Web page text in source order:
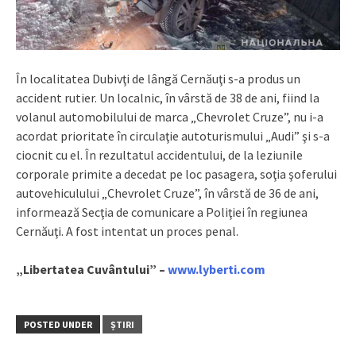
În localitatea Dubivţi de lângă Cernăuţi s-a produs un
accident rutier. Un localnic, în vârstă de 38 de ani, fiind la
volanul automobilului de marca „Chevrolet Cruze”, nu i-a
acordat prioritate în circulaţie autoturismului „Audi” şi s-a
ciocnit cu el. În rezultatul accidentului, de la leziunile
corporale primite a decedat pe loc pasagera, soţia şoferului
autovehiculului „Chevrolet Cruze”, în vârstă de 36 de ani,
informează Secţia de comunicare a Poliţiei în regiunea
Cernăuţi. A fost intentat un proces penal.
„Libertatea Cuvântului” – www.lyberti.com
POSTED UNDER ȘTIRI